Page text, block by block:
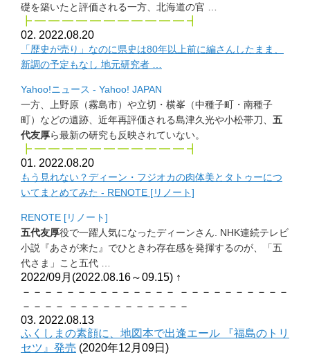
礎を築いたと評価される一方、北海道の官 …
┣ ━ ━ ━ ━ ━ ━ ━ ━ ━ ━ ━ ┫
02. 2022.08.20
「歴史が売り」なのに県史は80年以上前に編さんしたまま、
新調の予定もなし 地元研究者 …
Yahoo!ニュース - Yahoo! JAPAN
一方、上野原（霧島市）や立切・横峯（中種子町・南種子
町） などの遺跡、近年再評価される島津久光や小松帯刀、 五
代友厚ら最新の研究も反映されていない。
┣ ━ ━ ━ ━ ━ ━ ━ ━ ━ ━ ━ ┫
01. 2022.08.20
もう見れない？ディーン・ フジオカの肉体美とタトゥーにつ
いてまとめてみた - RENOTE [リノート]
RENOTE [リノート]
五代友厚役で一躍人気になったディーンさん. NHK連続テレビ
小説『あさが来た』 でひときわ存在感を発揮するのが、「五
代さま」こと五代 …
2022/09月(2022.08.16～09.15) ↑
－－－－－－－－－－－－－－ －－－－－－－－－－
－－－－ －－－－－－－－－－－
03. 2022.08.13
ふくしまの素顔に、地図本で出逢エール 『福島のトリ
セツ』発売 (2020年12月09日)